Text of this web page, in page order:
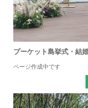
プーケット島挙式・結
ページ作成中です